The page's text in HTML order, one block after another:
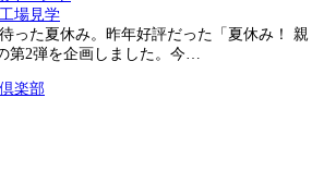
場見学
った夏休み。昨年好評だった「夏休み！ 親
第2弾を企画しました。今…